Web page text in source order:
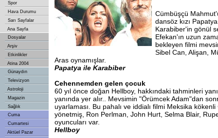
Spor
Hava Durumu
Sarı Sayfalar
Ana Sayfa
Dosyalar
Arşiv
Etkinlikler
Atina 2004
Günaydın
Televizyon
Astroloji
Magazin
Sağlık
Cuma
Cumartesi
Aktüel Pazar
Cümbüşçü
dansöz kızı
Karabiber'in gönül
Efekan'ın uzun
bekleyen filmi
Sibel Can, Alişan,
Aras oynamışlar.
Papatya ile Karabiber
Cehennemden gelen çocuk
60 yıl önce doğan Hellboy, hakkındaki tahminleri
yanında yer alır.. Mevsimin "Örümcek Adam"dan
uyarlaması. Bu pahalı ve iddialı filmi Meksika
yönetmiş, Ron Perlman, John Hurt, Selma Blair,
oyuncuları var.
Hellboy